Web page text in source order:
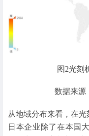
图2光刻
数据来源
从地域分布来看，在光
日本企业除了在本国